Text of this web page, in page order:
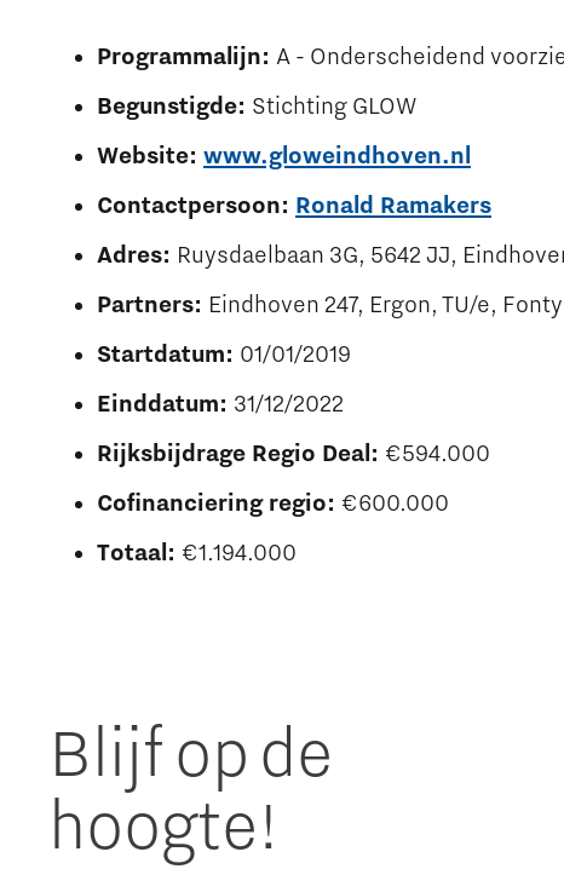
Programmalijn: A - Onderscheidend
Begunstigde: Stichting GLOW
Website: www.gloweindhoven.nl
Contactpersoon: Ronald Ramakers
Adres: Ruysdaelbaan 3G, 5642 JJ,
Partners: Eindhoven 247, Ergon, TU/e,
Startdatum: 01/01/2019
Einddatum: 31/12/2022
Rijksbijdrage Regio Deal: €594.000
Cofinanciering regio: €600.000
Totaal: €1.194.000
Blijf op de
hoogte!